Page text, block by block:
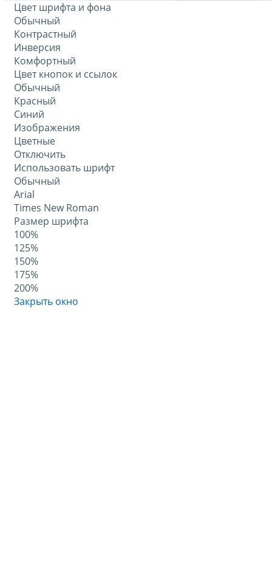
Цвет шрифта и фона
Обычный
Контрастный
Инверсия
Комфортный
Цвет кнопок и ссылок
Обычный
Красный
Синий
Изображения
Цветные
Отключить
Использовать шрифт
Обычный
Arial
Times New Roman
Размер шрифта
100%
125%
150%
175%
200%
Закрыть окно